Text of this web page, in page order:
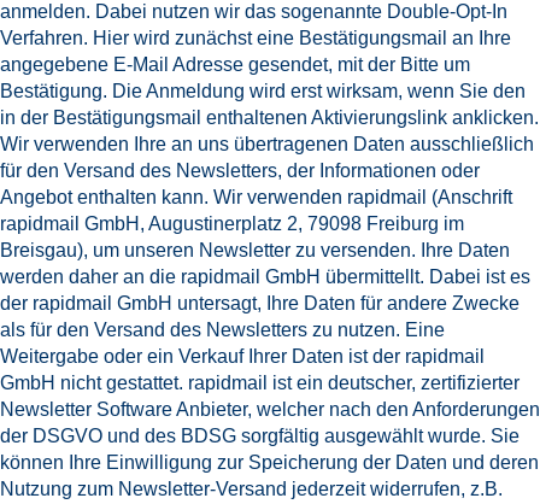
anmelden. Dabei nutzen wir das sogenannte Double-Opt-In
Verfahren. Hier wird zunächst eine Bestätigungsmail an Ihre
angegebene E-Mail Adresse gesendet, mit der Bitte um
Bestätigung. Die Anmeldung wird erst wirksam, wenn Sie den
in der Bestätigungsmail enthaltenen Aktivierungslink anklicken.
Wir verwenden Ihre an uns übertragenen Daten ausschließlich
für den Versand des Newsletters, der Informationen oder
Angebot enthalten kann. Wir verwenden rapidmail (Anschrift
rapidmail GmbH, Augustinerplatz 2, 79098 Freiburg im
Breisgau), um unseren Newsletter zu versenden. Ihre Daten
werden daher an die rapidmail GmbH übermittellt. Dabei ist es
der rapidmail GmbH untersagt, Ihre Daten für andere Zwecke
als für den Versand des Newsletters zu nutzen. Eine
Weitergabe oder ein Verkauf Ihrer Daten ist der rapidmail
GmbH nicht gestattet. rapidmail ist ein deutscher, zertifizierter
Newsletter Software Anbieter, welcher nach den Anforderungen
der DSGVO und des BDSG sorgfältig ausgewählt wurde. Sie
können Ihre Einwilligung zur Speicherung der Daten und deren
Nutzung zum Newsletter-Versand jederzeit widerrufen, z.B.